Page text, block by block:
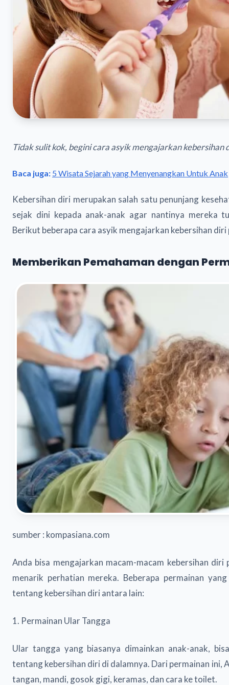
Tidak sulit kok, begini cara asyik mengajarkan kebersihan
Baca juga: 5 Wisata Sejarah yang Menyenangkan Untuk Anak
Kebersihan diri merupakan salah satu penunjang
sejak dini kepada anak-anak agar nantinya mereka
Berikut beberapa cara asyik mengajarkan kebersihan diri
Memberikan Pemahaman dengan
sumber : kompasiana.com
Anda bisa mengajarkan macam-macam kebersihan
menarik perhatian mereka. Beberapa permainan
tentang kebersihan diri antara lain:
1. Permainan Ular Tangga
Ular tangga yang biasanya dimainkan anak-anak,
tentang kebersihan diri di dalamnya. Dari permainan ini,
tangan, mandi, gosok gigi, keramas, dan cara ke toilet.